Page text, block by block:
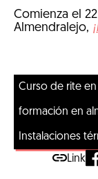
Comienza el
Almendralejo,
Curso de rite
formación en
Instalaciones
Link